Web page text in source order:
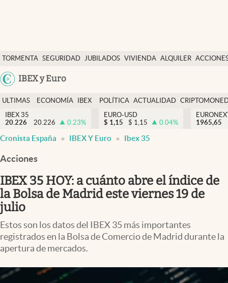
TORMENTA SEGURIDAD JUBILADOS VIVIENDA ALQUILER
USA
IBEX y Euro
Economía y finanzas
Política
Actualidad
Criptomonedas
España
ULTIMAS
NOTICIAS
ECONOMÍA
FINANZAS
IBEX
EURO
POLÍTICA ACTUALIDAD
IBEX 35
20.226
20.226 0.23%
EURO-USD
$ 1,15 $ 1,15 0.04%
1965,65
Cronista España IBEX Y Euro Ibex 35
Acciones
IBEX 35 HOY: a cuánto abre el índice de
la Bolsa de Madrid este viernes 19 de
julio
Estos son los datos del IBEX 35 más importantes
registrados en la Bolsa de Comercio de Madrid durante la
apertura de mercados.